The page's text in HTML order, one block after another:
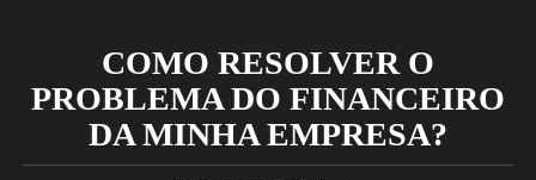
COMO RESOLVER O
PROBLEMA DO FINANCEIRO
DA MINHA EMPRESA?